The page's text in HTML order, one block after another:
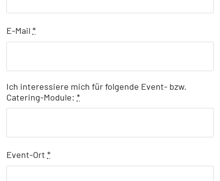
E-Mail*
Ich interessiere mich für folgende Event- bzw.
Catering-Module:*
Event-Ort*